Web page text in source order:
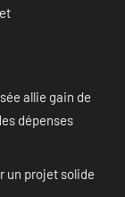
allie gain de
dépenses
un projet solide